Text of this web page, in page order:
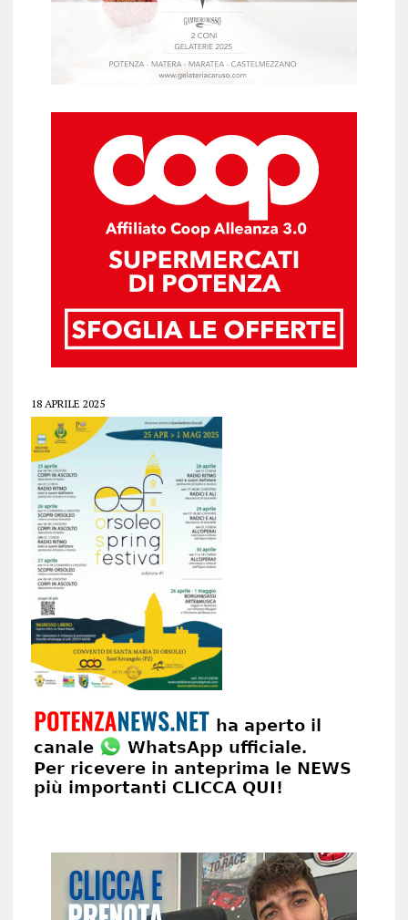
18 APRILE 2025